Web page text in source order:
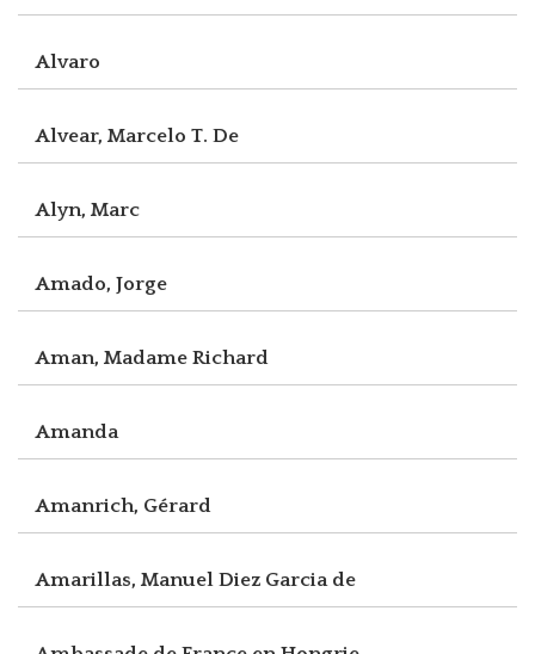
Alvaro
Alvear, Marcelo T. De
Alyn, Marc
Amado, Jorge
Aman, Madame Richard
Amanda
Amanrich, Gérard
Amarillas, Manuel Diez Garcia de